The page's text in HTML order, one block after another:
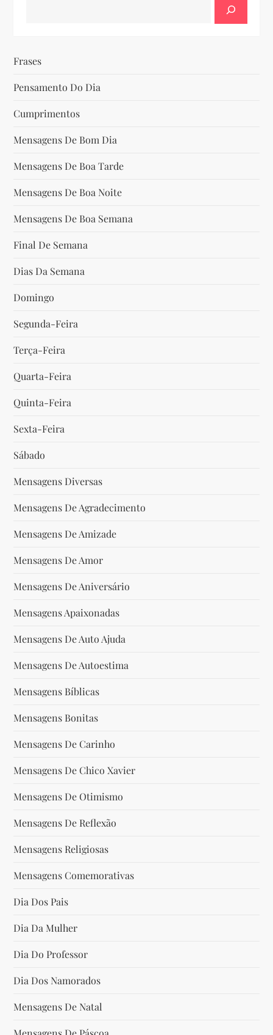
ç
ã
o
d
e
P
o
s
t
Frases
Pensamento Do Dia
Cumprimentos
Mensagens De Bom Dia
Mensagens De Boa Tarde
Mensagens De Boa Noite
Mensagens De Boa Semana
Final De Semana
Dias Da Semana
Domingo
Segunda-Feira
Terça-Feira
Quarta-Feira
Quinta-Feira
Sexta-Feira
Sábado
Mensagens Diversas
Mensagens De Agradecimento
Mensagens De Amizade
Mensagens De Amor
Mensagens De Aniversário
Mensagens Apaixonadas
Mensagens De Auto Ajuda
Mensagens De Autoestima
Mensagens Bíblicas
Mensagens Bonitas
Mensagens De Carinho
Mensagens De Chico Xavier
Mensagens De Otimismo
Mensagens De Reflexão
Mensagens Religiosas
Mensagens Comemorativas
Dia Dos Pais
Dia Da Mulher
Dia Do Professor
Dia Dos Namorados
Mensagens De Natal